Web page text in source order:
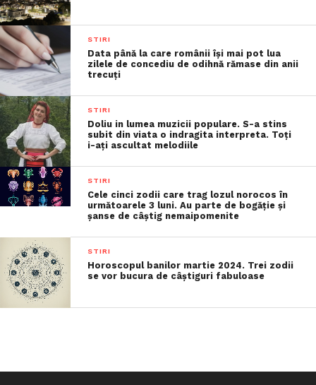
STIRI
Data până la care românii îşi mai pot lua
zilele de concediu de odihnă rămase din anii
trecuţi
STIRI
Doliu in lumea muzicii populare. S-a stins
subit din viata o indragita interpreta. Toți
i-ați ascultat melodiile
STIRI
Cele cinci zodii care trag lozul norocos în
următoarele 3 luni. Au parte de bogăție și
șanse de câștig nemaipomenite
STIRI
Horoscopul banilor martie 2024. Trei zodii
se vor bucura de câștiguri fabuloase